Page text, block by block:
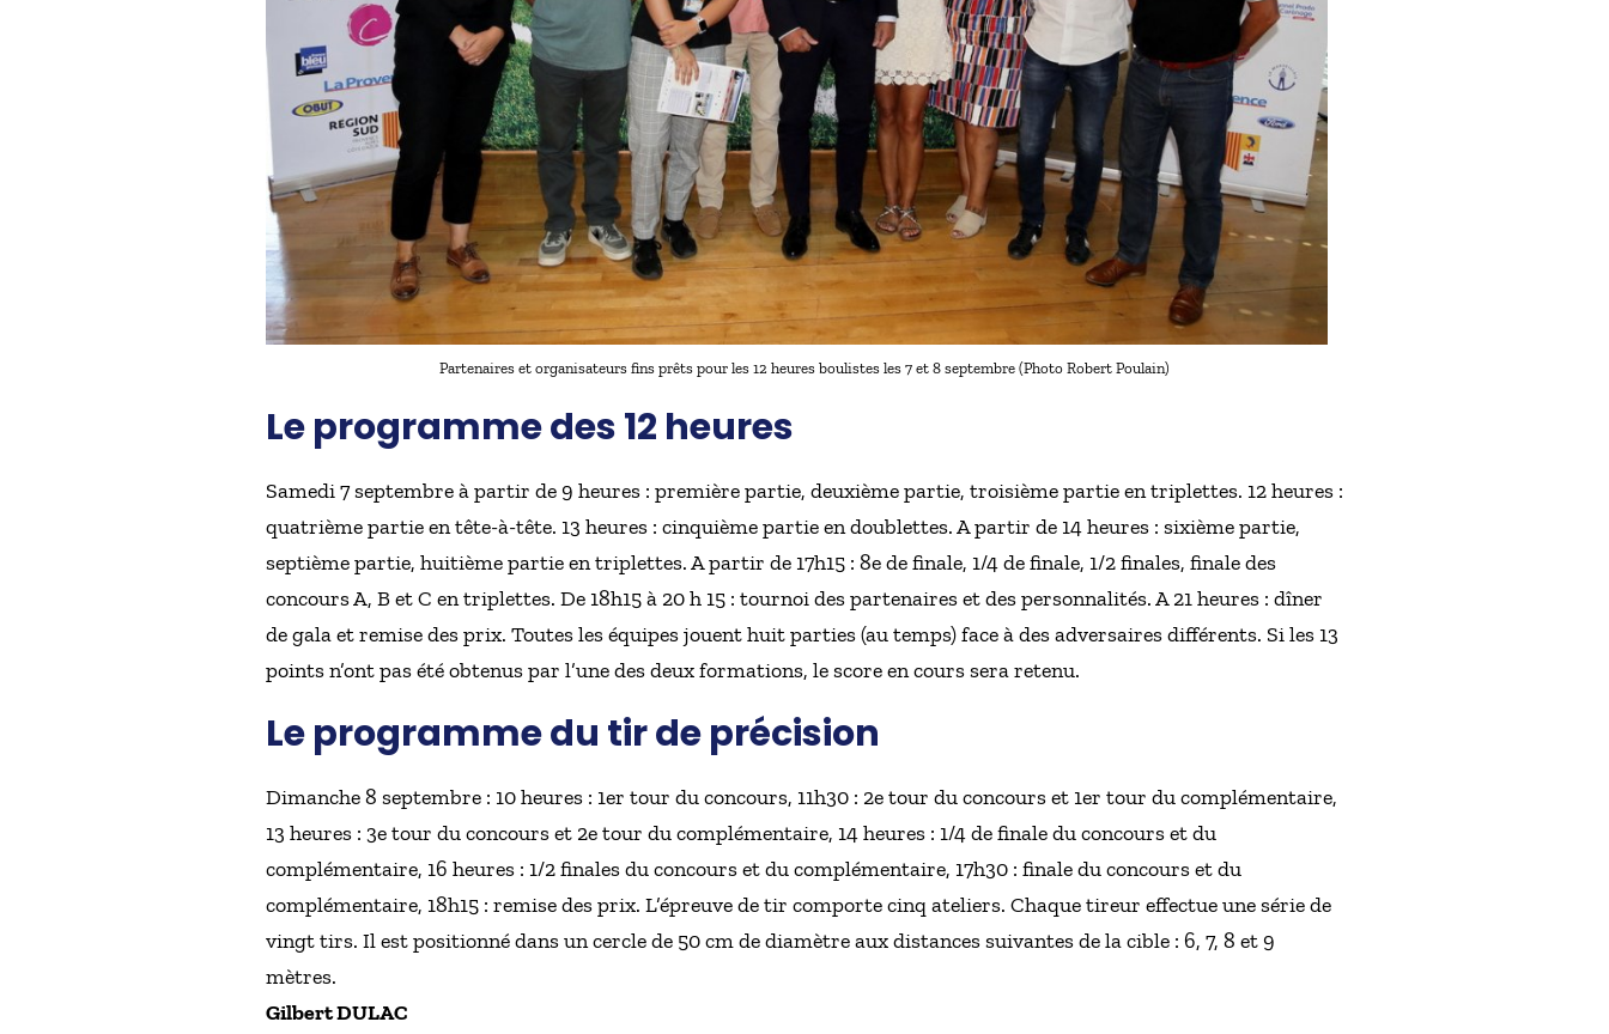
Partenaires et organisateurs fins prêts pour les 12 heures boulistes les 7 et 8 septembre (Photo Robert Poulain)
Le programme des 12 heures
Samedi 7 septembre à partir de 9 heures : première partie, deuxième partie, troisième partie en triplettes. 12 heures :
quatrième partie en tête-à-tête. 13 heures : cinquième partie en doublettes. A partir de 14 heures : sixième partie,
septième partie, huitième partie en triplettes. A partir de 17h15 : 8e de finale, 1/4 de finale, 1/2 finales, finale des
concours A, B et C en triplettes. De 18h15 à 20 h 15 : tournoi des partenaires et des personnalités. A 21 heures : dîner
de gala et remise des prix. Toutes les équipes jouent huit parties (au temps) face à des adversaires différents. Si les 13
points n’ont pas été obtenus par l’une des deux formations, le score en cours sera retenu.
Le programme du tir de précision
Dimanche 8 septembre : 10 heures : 1er tour du concours, 11h30 : 2e tour du concours et 1er tour du complémentaire,
13 heures : 3e tour du concours et 2e tour du complémentaire, 14 heures : 1/4 de finale du concours et du
complémentaire, 16 heures : 1/2 finales du concours et du complémentaire, 17h30 : finale du concours et du
complémentaire, 18h15 : remise des prix. L’épreuve de tir comporte cinq ateliers. Chaque tireur effectue une série de
vingt tirs. Il est positionné dans un cercle de 50 cm de diamètre aux distances suivantes de la cible : 6, 7, 8 et 9
mètres.
Gilbert DULAC